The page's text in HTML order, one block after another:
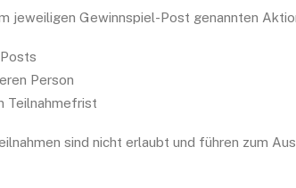
jeweiligen Gewinnspiel-Post genannten
Person
Teilnahmefrist
sind nicht erlaubt und führen zum